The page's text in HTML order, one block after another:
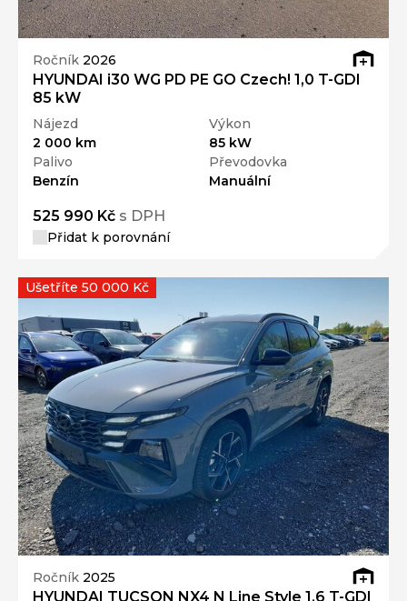
Ročník 2026
HYUNDAI i30 WG PD PE GO Czech! 1,0 T-GDI
85 kW
Nájezd
2 000 km
Výkon
85 kW
Palivo
Benzín
Převodovka
Manuální
525 990 Kč s DPH
Přidat k porovnání
Ročník 2025
HYUNDAI TUCSON NX4 N Line Style 1,6 T-GDI
Ušetříte 50 000 Kč